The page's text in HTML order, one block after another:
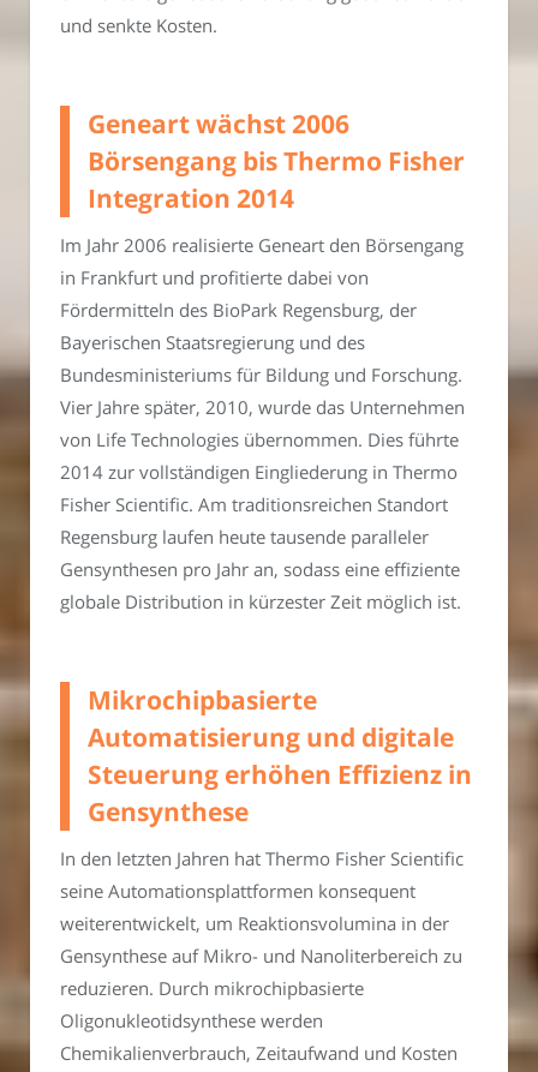
und senkte Kosten.
Geneart wächst 2006
Börsengang bis Thermo Fisher
Integration 2014
Im Jahr 2006 realisierte Geneart den Börsengang
in Frankfurt und profitierte dabei von
Fördermitteln des BioPark Regensburg, der
Bayerischen Staatsregierung und des
Bundesministeriums für Bildung und Forschung.
Vier Jahre später, 2010, wurde das Unternehmen
von Life Technologies übernommen. Dies führte
2014 zur vollständigen Eingliederung in Thermo
Fisher Scientific. Am traditionsreichen Standort
Regensburg laufen heute tausende paralleler
Gensynthesen pro Jahr an, sodass eine effiziente
globale Distribution in kürzester Zeit möglich ist.
Mikrochipbasierte
Automatisierung und digitale
Steuerung erhöhen Effizienz in
Gensynthese
In den letzten Jahren hat Thermo Fisher Scientific
seine Automationsplattformen konsequent
weiterentwickelt, um Reaktionsvolumina in der
Gensynthese auf Mikro- und Nanoliterbereich zu
reduzieren. Durch mikrochipbasierte
Oligonukleotidsynthese werden
Chemikalienverbrauch, Zeitaufwand und Kosten